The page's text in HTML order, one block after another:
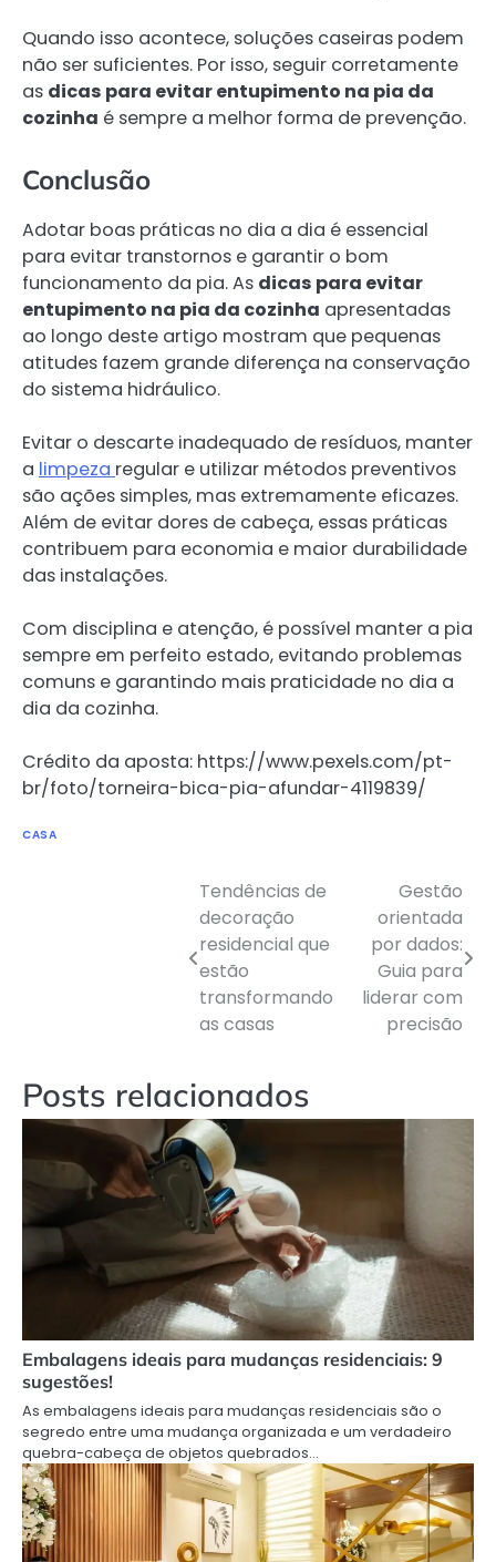
Quando isso acontece, soluções caseiras podem
não ser suficientes. Por isso, seguir corretamente
as dicas para evitar entupimento na pia da
cozinha é sempre a melhor forma de prevenção.
Conclusão
Adotar boas práticas no dia a dia é essencial
para evitar transtornos e garantir o bom
funcionamento da pia. As dicas para evitar
entupimento na pia da cozinha apresentadas
ao longo deste artigo mostram que pequenas
atitudes fazem grande diferença na conservação
do sistema hidráulico.
Evitar o descarte inadequado de resíduos, manter
a limpeza regular e utilizar métodos preventivos
são ações simples, mas extremamente eficazes.
Além de evitar dores de cabeça, essas práticas
contribuem para economia e maior durabilidade
das instalações.
Com disciplina e atenção, é possível manter a pia
sempre em perfeito estado, evitando problemas
comuns e garantindo mais praticidade no dia a
dia da cozinha.
Crédito da aposta: https://www.pexels.com/pt-
br/foto/torneira-bica-pia-afundar-4119839/
CASA
Navegação
Tendências de
decoração
residencial que
estão
transformando
as casas
Gestão
orientada
por dados:
Guia para
liderar com
precisão
Posts relacionados
Embalagens ideais para mudanças residenciais: 9
sugestões!
As embalagens ideais para mudanças residenciais são o
segredo entre uma mudança organizada e um verdadeiro
quebra-cabeça de objetos quebrados…